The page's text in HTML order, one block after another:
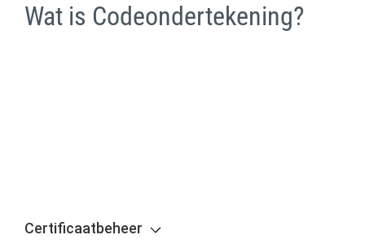
Wat is Codeondertekening?
Certificaatbeheer